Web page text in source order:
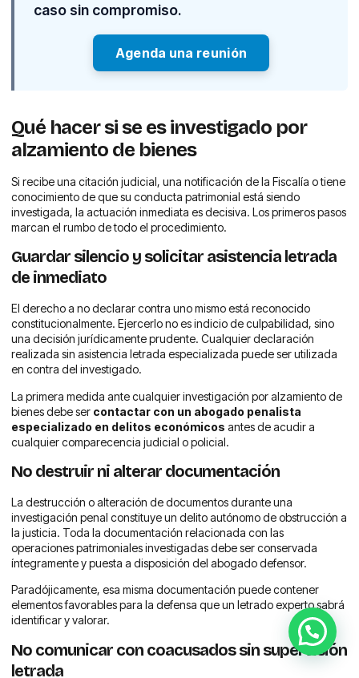
caso sin compromiso.
Agenda una reunión
Qué hacer si se es investigado por
alzamiento de bienes
Si recibe una citación judicial, una notificación de la Fiscalía o tiene
conocimiento de que su conducta patrimonial está siendo
investigada, la actuación inmediata es decisiva. Los primeros pasos
marcan el rumbo de todo el procedimiento.
Guardar silencio y solicitar asistencia letrada
de inmediato
El derecho a no declarar contra uno mismo está reconocido
constitucionalmente. Ejercerlo no es indicio de culpabilidad, sino
una decisión jurídicamente prudente. Cualquier declaración
realizada sin asistencia letrada especializada puede ser utilizada
en contra del investigado.
La primera medida ante cualquier investigación por alzamiento de
bienes debe ser contactar con un abogado penalista
especializado en delitos económicos antes de acudir a
cualquier comparecencia judicial o policial.
No destruir ni alterar documentación
La destrucción o alteración de documentos durante una
investigación penal constituye un delito autónomo de obstrucción a
la justicia. Toda la documentación relacionada con las
operaciones patrimoniales investigadas debe ser conservada
íntegramente y puesta a disposición del abogado defensor.
Paradójicamente, esa misma documentación puede contener
elementos favorables para la defensa que un letrado experto sabrá
identificar y valorar.
No comunicar con coacusados sin supervisión
letrada